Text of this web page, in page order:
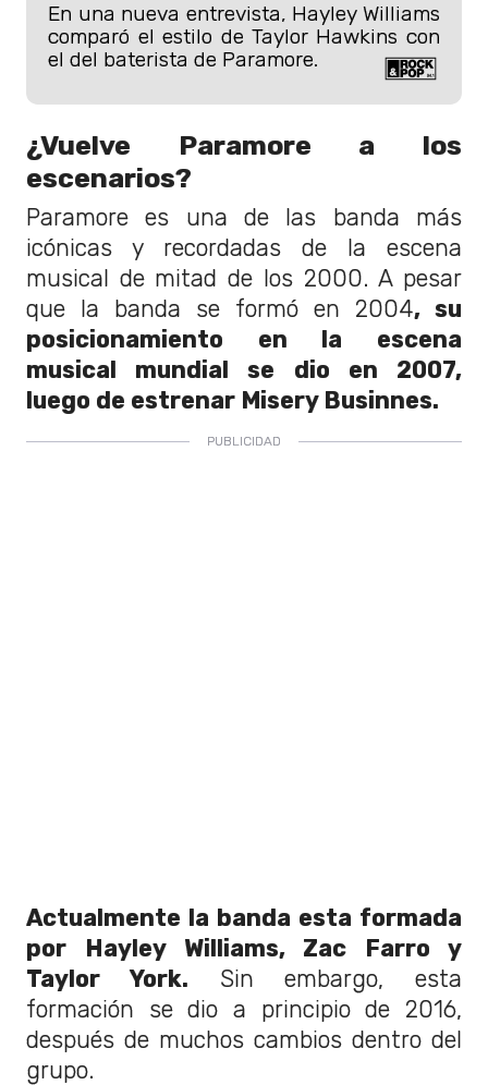
En una nueva entrevista, Hayley Williams
comparó el estilo de Taylor Hawkins con
el del baterista de Paramore.
¿Vuelve Paramore a los
escenarios?
Paramore es una de las banda más
icónicas y recordadas de la escena
musical de mitad de los 2000. A pesar
que la banda se formó en 2004, su
posicionamiento en la escena
musical mundial se dio en 2007,
luego de estrenar Misery Businnes.
Actualmente la banda esta formada
por Hayley Williams, Zac Farro y
Taylor York. Sin embargo, esta
formación se dio a principio de 2016,
después de muchos cambios dentro del
grupo.